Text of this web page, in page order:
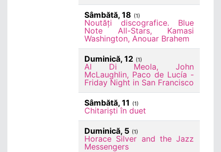
Sâmbătă, 18 (1)
Noutăți discografice. Blue
Note All-Stars, Kamasi
Washington, Anouar Brahem
Duminică, 12 (1)
Al Di Meola, John
McLaughlin, Paco de Lucía -
Friday Night in San Francisco
Sâmbătă, 11 (1)
Chitariști în duet
Duminică, 5 (1)
Horace Silver and the Jazz
Messengers